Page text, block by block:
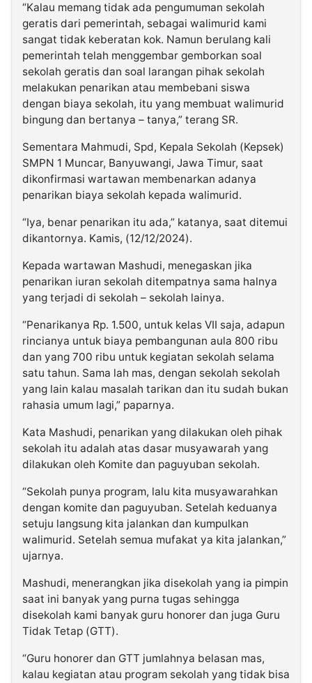
“Kalau memang tidak ada pengumuman sekolah
geratis dari pemerintah, sebagai walimurid kami
sangat tidak keberatan kok. Namun berulang kali
pemerintah telah menggembar gemborkan soal
sekolah geratis dan soal larangan pihak sekolah
melakukan penarikan atau membebani siswa
dengan biaya sekolah, itu yang membuat walimurid
bingung dan bertanya – tanya,” terang SR.
Sementara Mahmudi, Spd, Kepala Sekolah (Kepsek)
SMPN 1 Muncar, Banyuwangi, Jawa Timur, saat
dikonfirmasi wartawan membenarkan adanya
penarikan biaya sekolah kepada walimurid.
“Iya, benar penarikan itu ada,” katanya, saat ditemui
dikantornya. Kamis, (12/12/2024).
Kepada wartawan Mashudi, menegaskan jika
penarikan iuran sekolah ditempatnya sama halnya
yang terjadi di sekolah – sekolah lainya.
“Penarikanya Rp. 1.500, untuk kelas VII saja, adapun
rincianya untuk biaya pembangunan aula 800 ribu
dan yang 700 ribu untuk kegiatan sekolah selama
satu tahun. Sama lah mas, dengan sekolah sekolah
yang lain kalau masalah tarikan dan itu sudah bukan
rahasia umum lagi,” paparnya.
Kata Mashudi, penarikan yang dilakukan oleh pihak
sekolah itu adalah atas dasar musyawarah yang
dilakukan oleh Komite dan paguyuban sekolah.
“Sekolah punya program, lalu kita musyawarahkan
dengan komite dan paguyuban. Setelah keduanya
setuju langsung kita jalankan dan kumpulkan
walimurid. Setelah semua mufakat ya kita jalankan,”
ujarnya.
Mashudi, menerangkan jika disekolah yang ia pimpin
saat ini banyak yang purna tugas sehingga
disekolah kami banyak guru honorer dan juga Guru
Tidak Tetap (GTT).
“Guru honorer dan GTT jumlahnya belasan mas,
kalau kegiatan atau program sekolah yang tidak bisa